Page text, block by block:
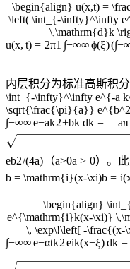
\begin{align} u(x,t) =
\left( \int_{-\infty}^\infty
\,\mathrm{d}k
u(x, t) = 2π1 ∫−∞∞ ϕ(ξ)(∫−
内层积分为标准高斯积
\int_{-\infty}^\infty e^{-a
\sqrt{\frac{\pi}{a}}
∫−∞∞ e−ak2+bk dk = aπ
eb2/(4a) （a>0a > 0）。
b = \mathrm{i}(x-\xi)b = i(
\begin{align}
e^{\mathrm{i}k(x-\xi)}
\, \exp\!\left[ -
∫−∞∞ e−αtk2eik(x−ξ) dk =